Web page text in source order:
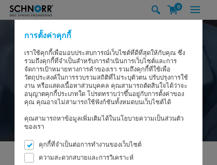
การตั้งค่าคุกกี้
เราใช้คุกกี้เพื่อมอบประสบการณ์เว็บไซต์ที่ดีที่สุดให้กับคุณ ซึ่ง
รวมถึงคุกกี้ที่จำเป็นสำหรับการดำเนินการเว็บไซต์และการ
จัดการเป้าหมายทางการค้าของเรา รวมถึงคุกกี้ที่ใช้เพื่อ
วัตถุประสงค์ในการรวบรวมสถิติที่ไม่ระบุตัวตน ปรับปรุงการใช้
งาน หรือแสดงเนื้อหาส่วนบุคคล คุณสามารถตัดสินใจได้ว่าจะ
อนุญาตคุกกี้ประเภทใด โปรดทราบว่าขึ้นอยู่กับการตั้งค่าของ
คุณ คุณอาจไม่สามารถใช้ฟังก์ชันทั้งหมดบนเว็บไซต์ได้
คุณสามารถหาข้อมูลเพิ่มเติมได้ในนโยบายความเป็นส่วนตัว
ของเรา
คุกกี้ที่จำเป็นต่อการทำงานของเว็บไซต์
ความสะดวกสบายและการวิเคราะห์
0